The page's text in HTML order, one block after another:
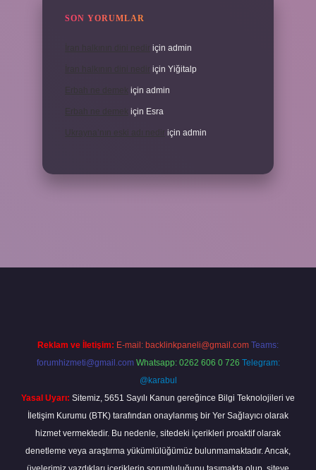
SON YORUMLAR
için admin
için Yiğitalp
için admin
Erbah ne demek için Esra
için admin
Reklam ve İletişim: E-mail: backlinkpaneli@gmail.com Teams:
forumhizmeti@gmail.com Whatsapp: 0262 606 0 726 Telegram:
@karabul
Yasal Uyarı: Sitemiz, 5651 Sayılı Kanun gereğince Bilgi Teknolojileri ve
İletişim Kurumu (BTK) tarafından onaylanmış bir Yer Sağlayıcı olarak
hizmet vermektedir. Bu nedenle, sitedeki içerikleri proaktif olarak
denetleme veya araştırma yükümlülüğümüz bulunmamaktadır. Ancak,